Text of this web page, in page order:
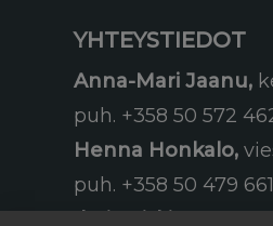
YHTEYSTIEDOT
Anna-Mari Jaanu,
puh. +358 50 572
Henna Honkalo,
puh. +358 50 479